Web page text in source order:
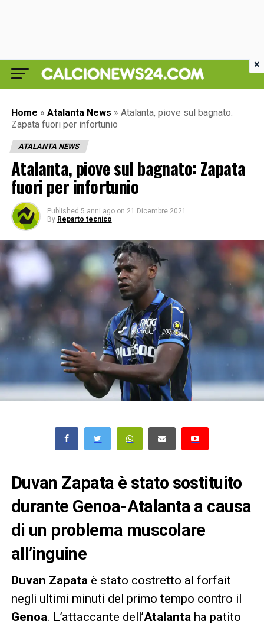
Home » Atalanta News » Atalanta, piove sul bagnato:
Zapata fuori per infortunio
ATALANTA NEWS
Atalanta, piove sul bagnato: Zapata
fuori per infortunio
Published 5 anni ago on 21 Dicembre 2021
By Reparto tecnico
Duvan Zapata è stato sostituito
durante Genoa-Atalanta a causa
di un problema muscolare
all’inguine
Duvan Zapata è stato costretto al forfait
negli ultimi minuti del primo tempo contro il
Genoa. L’attaccante dell’Atalanta ha patito
×